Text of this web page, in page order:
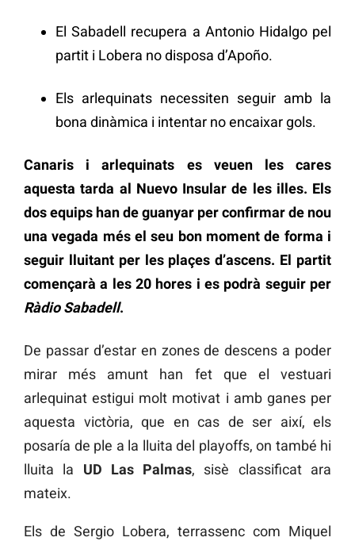
El Sabadell recupera a Antonio Hidalgo pel
partit i Lobera no disposa d’Apoño.
Els arlequinats necessiten seguir amb la
bona dinàmica i intentar no encaixar gols.
Canaris i arlequinats es veuen les cares
aquesta tarda al Nuevo Insular de les illes. Els
dos equips han de guanyar per confirmar de nou
una vegada més el seu bon moment de forma i
seguir lluitant per les plaçes d’ascens. El partit
començarà a les 20 hores i es podrà seguir per
Ràdio Sabadell.
De passar d’estar en zones de descens a poder
mirar més amunt han fet que el vestuari
arlequinat estigui molt motivat i amb ganes per
aquesta victòria, que en cas de ser així, els
posaría de ple a la lluita del playoffs, on també hi
lluita la UD Las Palmas, sisè classificat ara
mateix.
Els de Sergio Lobera, terrassenc com Miquel